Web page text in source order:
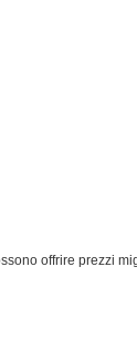
offrire prezzi